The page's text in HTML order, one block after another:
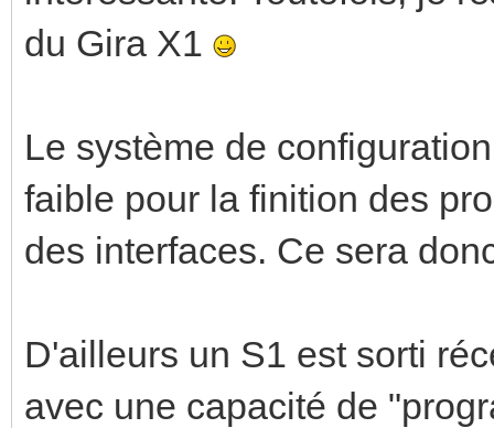
du Gira X1
Le système de
faible pour la finition des
des interfaces. Ce sera
D'ailleurs un S1 est sorti
avec une capacité de